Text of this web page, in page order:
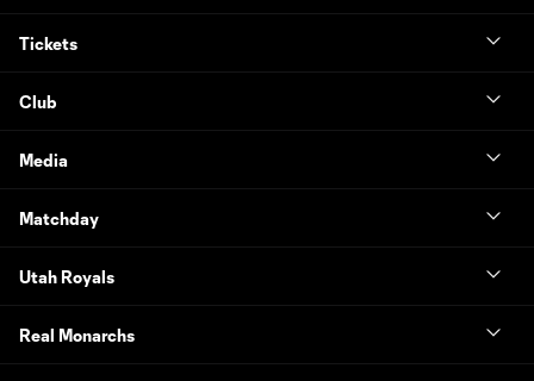
Tickets
Club
Media
Matchday
Utah Royals
Real Monarchs